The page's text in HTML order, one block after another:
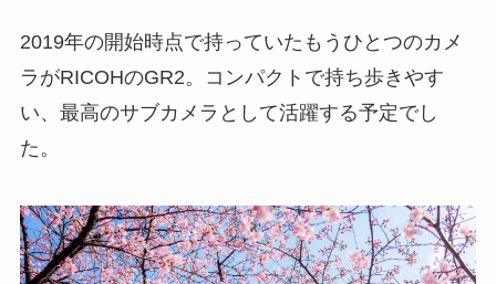
2019年の開始時点で持っていたもうひとつのカメ
ラがRICOHのGR2。コンパクトで持ち歩きやす
い、最高のサブカメラとして活躍する予定でし
た。